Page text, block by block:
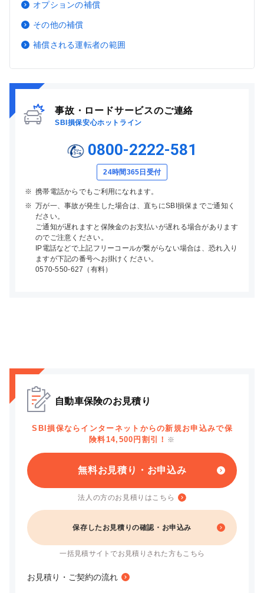
オプションの補償
その他の補償
補償される運転者の範囲
事故・ロードサービスのご連絡
SBI損保安心ホットライン
0800-2222-581
24時間365日受付
※ 携帯電話からでもご利用になれます。
※ 万が一、事故が発生した場合は、直ちにSBI損保までご通知く
ださい。
ご通知が遅れますと保険金のお支払いが遅れる場合があります
のでご注意ください。
IP電話などで上記フリーコールが繋がらない場合は、恐れ入り
ますが下記の番号へお掛けください。
0570-550-627（有料）
自動車保険のお見積り
SBI損保ならインターネットからの新規お申込みで保
険料14,500円割引！ ※
無料お見積り・お申込み
法人の方のお見積りはこちら
保存したお見積りの確認・お申込み
一括見積サイトでお見積りされた方もこちら
お見積り・ご契約の流れ